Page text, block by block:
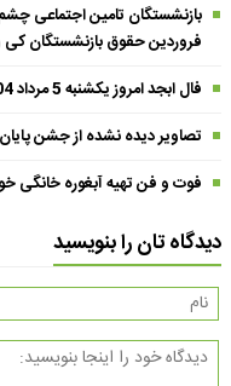
فروردین حقوق بازنشستگان کی
فال ابجد امروز یکشنبه 5 مرداد 1404 | حروف ابجد از تغییرات مثبت خبر می‌دهند !
تصاویر دیده نشده از جشن
فوت و فن تهیه آبغوره خانگی
دیدگاه تان را بنویسید